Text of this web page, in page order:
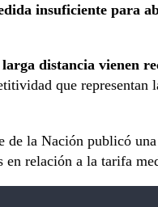
insuficiente para
distancia vienen
que representan
la Nación publicó
en relación a la tarifa